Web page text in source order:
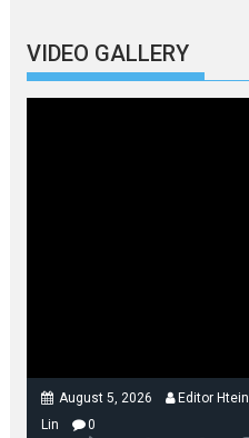
VIDEO GALLERY
August 5, 2026
Editor Htein
Lin
0